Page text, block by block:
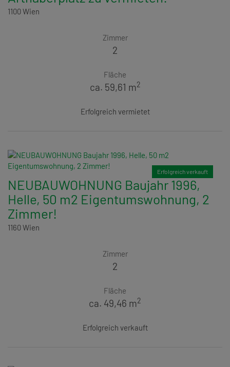
1100 Wien
Zimmer
2
Fläche
ca. 59,61 m2
Erfolgreich vermietet
Erfolgreich verkauft
NEUBAUWOHNUNG Baujahr 1996,
Helle, 50 m2 Eigentumswohnung, 2
Zimmer!
1160 Wien
Zimmer
2
Fläche
ca. 49,46 m2
Erfolgreich verkauft